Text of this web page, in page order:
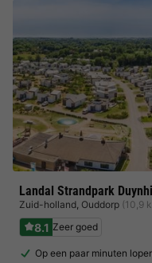
Landal Strandpark
Zuid-holland, Ouddorp (10,9
8.1 Zeer goed
Op een paar minuten